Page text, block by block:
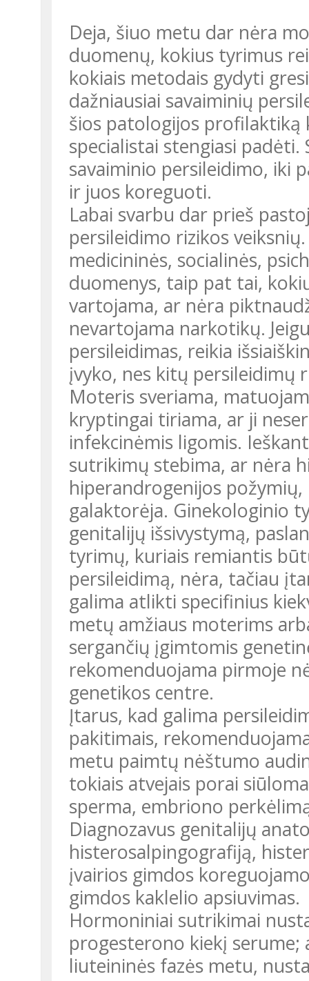
Deja, šiuo metu dar nėra
duomenų, kokius tyrimus
kokiais metodais gydyti
dažniausiai savaiminių
šios patologijos profilaktiką
specialistai stengiasi
savaiminio persileidimo, iki
ir juos koreguoti.
Labai svarbu dar prieš
persileidimo rizikos
medicininės, socialinės,
duomenys, taip pat tai,
vartojama, ar nėra
nevartojama narkotikų.
persileidimas, reikia
įvyko, nes kitų persileidimų
Moteris sveriama,
kryptingai tiriama, ar ji
infekcinėmis ligomis.
sutrikimų stebima, ar nėra
hiperandrogenijos
galaktorėja. Ginekologinio
genitalijų išsivystymą,
tyrimų, kuriais remiantis
persileidimą, nėra, tačiau
galima atlikti specifinius
metų amžiaus moterims
sergančių įgimtomis
rekomenduojama pirmoje
genetikos centre.
Įtarus, kad galima
pakitimais,
metu paimtų nėštumo
tokiais atvejais porai
sperma, embriono
Diagnozavus genitalijų
histerosalpingografiją,
įvairios gimdos
gimdos kaklelio apsiuvimas.
Hormoniniai sutrikimai
progesterono kiekį
liuteininės fazės metu,